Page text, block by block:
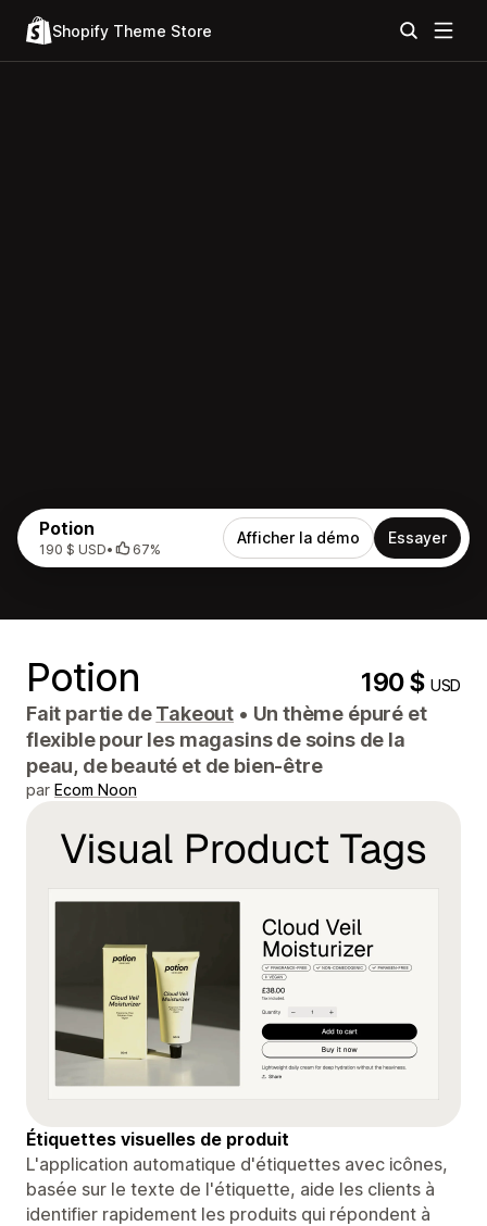
Shopify Theme Store
Potion
190 $ USD• 67%
Afficher la démo Essayer
Potion 190 $USD
Fait partie deTakeout • Un thème épuré et
flexible pour les magasins de soins de la
peau, de beauté et de bien-être
par Ecom Noon
Étiquettes visuelles de produit
L'application automatique d'étiquettes avec icônes,
basée sur le texte de l'étiquette, aide les clients à
identifier rapidement les produits qui répondent à